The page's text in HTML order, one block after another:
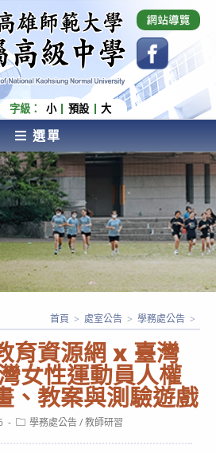
高級中學 Affiliated Senior
Kaohsiung Normal
字級： 小 預設 大
選單
HIGH SCHOOL OF NATIONAL
NORMAL UNIVERSITY
育資源網 x 臺灣
女性運動員人權
、教案與測驗遊戲
首頁 > 處室公告 > 學務處公告 >
Post學務處公告/教師研習